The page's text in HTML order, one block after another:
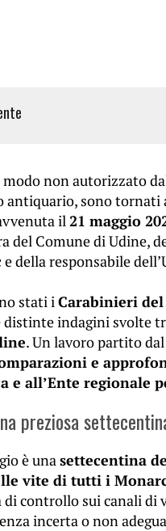
non autorizzato
antiquario, sono tornati
il21 maggio
del Comune di Udine,
e della responsabile
stati iCarabinieri
distinte indagini svolte
. Un lavoro partito dal
e
e all’Ente regionale
preziosa
è unasettecentina
vite di tutti i
controllo sui canali di
incerta o non